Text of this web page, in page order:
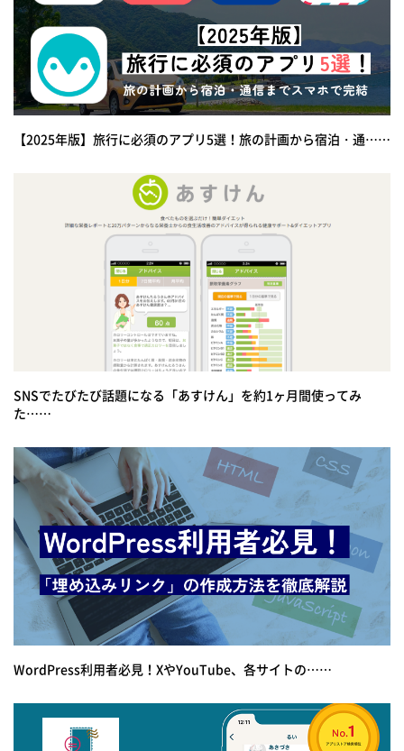
【2025年版】旅行に必須のアプリ5選！旅の計画から宿泊・通……
SNSでたびたび話題になる「あすけん」を約1ヶ月間使ってみ
た……
WordPress利用者必見！XやYouTube、各サイトの……